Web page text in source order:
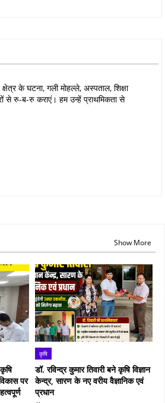
के घटना, गली मोहल्ले, अस्पताल, शिक्षा
से रु-ब-रु कराएं। हम उन्हें प्राथमिकता से
Show More
पर
कृषि
डॉ. रविन्द्र कुमार तिवारी बने कृषि विज्ञान
केन्द्र, सारण के नए वरीय वैज्ञानिक एवं
प्रधान